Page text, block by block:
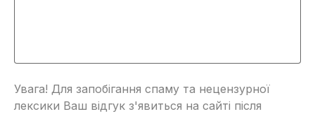
Увага! Для запобігання спаму та нецензурної
лексики Ваш відгук з'явиться на сайті після